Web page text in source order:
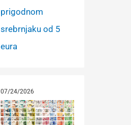
prigodnom
srebrnjaku od 5
eura
07/24/2026